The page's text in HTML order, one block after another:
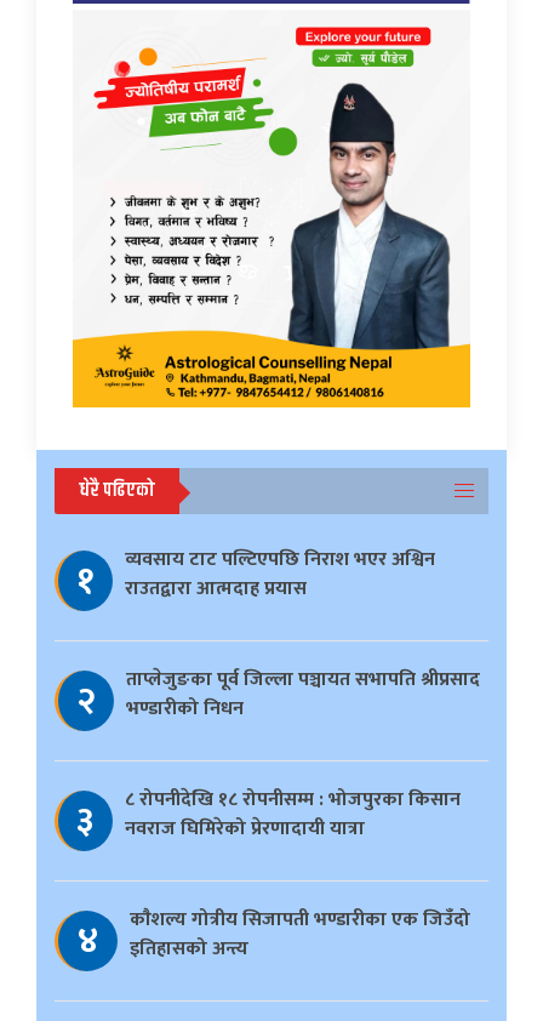
धेरै पढिएको
१
व्यवसाय टाट पल्टिएपछि निराश भएर अश्विन
राउतद्वारा आत्मदाह प्रयास
२
ताप्लेजुङका पूर्व जिल्ला पञ्चायत सभापति श्रीप्रसाद
भण्डारीको निधन
३
८ रोपनीदेखि १८ रोपनीसम्म : भोजपुरका किसान
नवराज घिमिरेको प्रेरणादायी यात्रा
४
काैशल्य गोत्रीय सिजापती भण्डारीका एक जिउँदो
इतिहासको अन्त्य